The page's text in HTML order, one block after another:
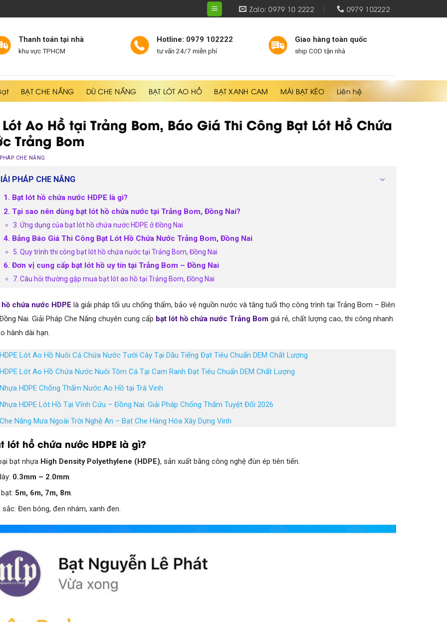
Zalo: 0979 10 2222 0979 102222
Thanh toán tại nhà
khu vực TPHCM
Hotline: 0979 102222
tư vấn 24/7 miễn phí
Giao hàng toàn quốc
ship COD tận nhà
BẠT CHE NẮNG DÙ CHE NẮNG BẠT LÓT AO HỒ BẠT XANH CAM MÁI BẠT KÉO Liên hệ
Ao Hồ tại Trảng Bom, Báo Giá Thi Công Bạt Lót Hồ Chứa
Trảng Bom
CHE NẮNG
PHÁP CHE NẮNG
1. Bạt lót hồ chứa nước HDPE là gì?
2. Tại sao nên dùng bạt lót hồ chứa nước tại Trảng Bom, Đồng Nai?
3. Ứng dụng của bạt lót hồ chứa nước HDPE ở Đồng Nai
4. Bảng Báo Giá Thi Công Bạt Lót Hồ Chứa Nước Trảng Bom, Đồng Nai
5. Quy trình thi công bạt lót hồ chứa nước tại Trảng Bom, Đồng Nai
6. Đơn vị cung cấp bạt lót hồ uy tín tại Trảng Bom – Đồng Nai
7. Câu hỏi thường gặp mua bạt lót ao hồ tại Trảng Bom, Đồng Nai
chứa nước HDPE là giải pháp tối ưu chống thấm, bảo vệ nguồn nước và tăng tuổi thọ công trình tại Trảng Bom – Biên
Nai. Giải Pháp Che Nắng chuyên cung cấp bạt lót hồ chứa nước Trảng Bom giá rẻ, chất lượng cao, thi công nhanh
hành dài hạn.
Lót Ao Hồ Nuôi Cá Chứa Nước Tưới Cây Tại Dầu Tiếng Đạt Tiêu Chuẩn DEM Chất Lượng
Lót Ao Hồ Chứa Nước Nuôi Tôm Cá Tại Cam Ranh Đạt Tiêu Chuẩn DEM Chất Lượng
HDPE Chống Thấm Nước Ao Hồ tại Trà Vinh
HDPE Lót Hồ Tại Vĩnh Cửu – Đồng Nai: Giải Pháp Chống Thấm Tuyệt Đối 2026
Nắng Mưa Ngoài Trời Nghệ An – Bạt Che Hàng Hóa Xây Dựng Vinh
lót hồ chứa nước HDPE là gì?
bạt nhựa High Density Polyethylene (HDPE), sản xuất bằng công nghệ đùn ép tiên tiến.
0.3mm – 2.0mm.
5m, 6m, 7m, 8m.
sắc: Đen bóng, đen nhám, xanh đen.